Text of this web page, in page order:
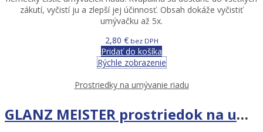
zákutí, vyčistí ju a zlepší jej účinnosť. Obsah dokáže vyčistiť
umývačku až 5x.
2,80 €bez DPH
Pridať do košíka
Rýchle zobrazenie
Prostriedky na umývanie riadu
GLANZ MEISTER prostriedok na umývanie riadu 1,2L SENSITIVE HYPOALLERGEN